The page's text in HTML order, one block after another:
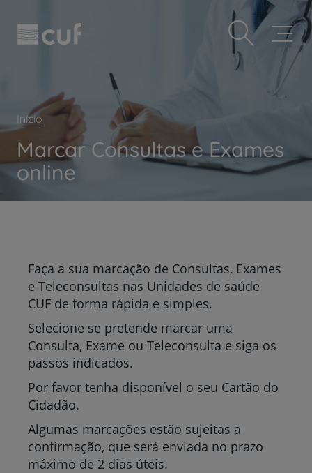
este
inclui
acessibilidade.
para
conteúdo
Prevenção e bem-estar
Grandes Áreas da Saúde
Plano +CUF
My CUF
Clientes e acompanhantes
CUF Academic Center
PT EN
Início
Marcar Consultas e Exames
online
Faça a sua marcação de Consultas, Exames
e Teleconsultas nas Unidades de saúde
CUF de forma rápida e simples.
Selecione se pretende marcar uma
Consulta, Exame ou Teleconsulta e siga os
passos indicados.
Por favor tenha disponível o seu Cartão do
Cidadão.
Algumas marcações estão sujeitas a
confirmação, que será enviada no prazo
máximo de 2 dias úteis.